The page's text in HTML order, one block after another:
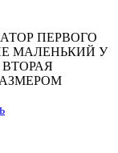
ПЕРВОГО
МАЛЕНЬКИЙ У